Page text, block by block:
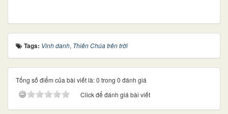
Tags: Vinh danh, Thiên Chúa trên trời
Tổng số điểm của bài viết là: 0 trong 0 đánh giá
Click để đánh giá bài viết